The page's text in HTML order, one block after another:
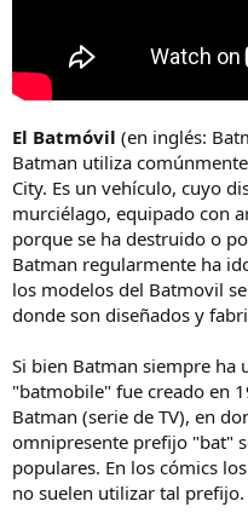
El Batmóvil (en inglés:
Batman utiliza
City. Es un vehículo, cuyo
murciélago, equipado con
porque se ha destruido o
Batman regularmente ha
los modelos del Batmovil
donde son diseñados y
Si bien Batman siempre
"batmobile" fue creado en
Batman (serie de TV), en
omnipresente prefijo "bat"
populares. En los cómics
no suelen utilizar tal prefijo.